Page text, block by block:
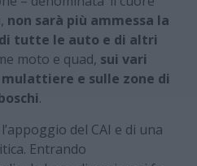
non sarà più ammessa la
tutte le auto e di altri
moto e quad, sui vari
e sulle zone di
.
del CAI e di una
Entrando